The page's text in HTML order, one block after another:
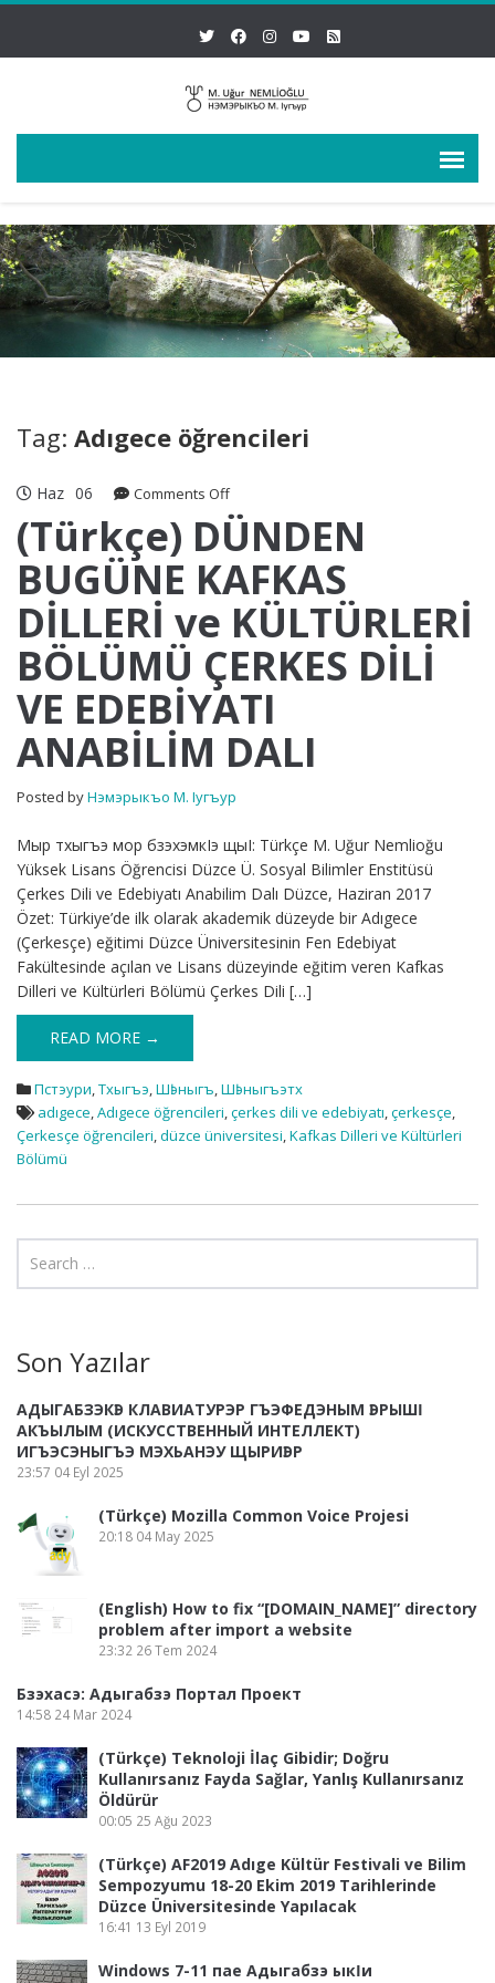
Tag: Adıgece öğrencileri
Haz 06 Comments Offon
(Türkçe)
DÜNDEN
BUGÜNE
KAFKAS
DİLLERİ
ve
KÜLTÜRLERİ
BÖLÜMÜ
ÇERKES
DİLİ
VE
EDEBİYATI
ANABİLİM
(Türkçe) DÜNDEN
BUGÜNE KAFKAS
DİLLERİ ve KÜLTÜRLERİ
BÖLÜMÜ ÇERKES DİLİ
VE EDEBİYATI
ANABİLİM DALI
Posted byНэмэрыкъо М. Iугъур
Мыр тхыгъэ мор бзэхэмкIэ щыI: Türkçe M. Uğur Nemlioğu
Yüksek Lisans Öğrencisi Düzce Ü. Sosyal Bilimler Enstitüsü
Çerkes Dili ve Edebiyatı Anabilim Dalı Düzce, Haziran 2017
Özet: Türkiye’de ilk olarak akademik düzeyde bir Adıgece
(Çerkesçe) eğitimi Düzce Üniversitesinin Fen Edebiyat
Fakültesinde açılan ve Lisans düzeyinde eğitim veren Kafkas
Dilleri ve Kültürleri Bölümü Çerkes Dili […]
READ MORE →
Пстэури,Тхыгъэ,Шӏэныгъ,Шӏэныгъэтх
adıgece,Adıgece öğrencileri,çerkes dili ve edebiyatı,çerkesçe,
Çerkesçe öğrencileri,düzce üniversitesi,Kafkas Dilleri ve Kültürleri
Bölümü
Son Yazılar
АДЫГАБЗЭКӀЭ КЛАВИАТУРЭР ГЪЭФЕДЭНЫМ ӀЭРЫШӀ
АКЪЫЛЫМ (ИСКУССТВЕННЫЙ ИНТЕЛЛЕКТ)
ИГЪЭСЭНЫГЪЭ МЭХЬАНЭУ ЩЫРИӀЭР
23:57 04 Eyl 2025
(Türkçe) Mozilla Common Voice Projesi
20:18 04 May 2025
(English) How to fix “[DOMAIN_NAME]” directory
problem after import a website
23:32 26 Tem 2024
Бзэхасэ: Адыгабзэ Портал Проект
14:58 24 Mar 2024
(Türkçe) Teknoloji İlaç Gibidir; Doğru
Kullanırsanız Fayda Sağlar, Yanlış Kullanırsanız
Öldürür
00:05 25 Ağu 2023
(Türkçe) AF2019 Adıge Kültür Festivali ve Bilim
Sempozyumu 18-20 Ekim 2019 Tarihlerinde
Düzce Üniversitesinde Yapılacak
16:41 13 Eyl 2019
Windows 7-11 пае Адыгабзэ ыкӏи